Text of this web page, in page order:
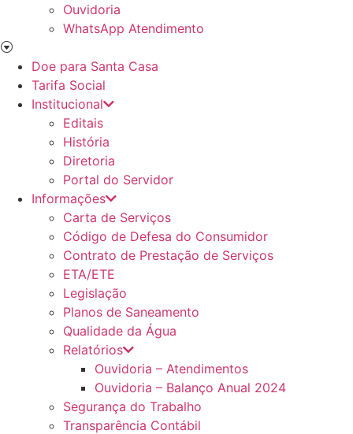
Ouvidoria
WhatsApp Atendimento
Doe para Santa Casa
Tarifa Social
Institucional
Editais
História
Diretoria
Portal do Servidor
Informações
Carta de Serviços
Código de Defesa do Consumidor
Contrato de Prestação de Serviços
ETA/ETE
Legislação
Planos de Saneamento
Qualidade da Água
Relatórios
Ouvidoria – Atendimentos
Ouvidoria – Balanço Anual 2024
Segurança do Trabalho
Transparência Contábil